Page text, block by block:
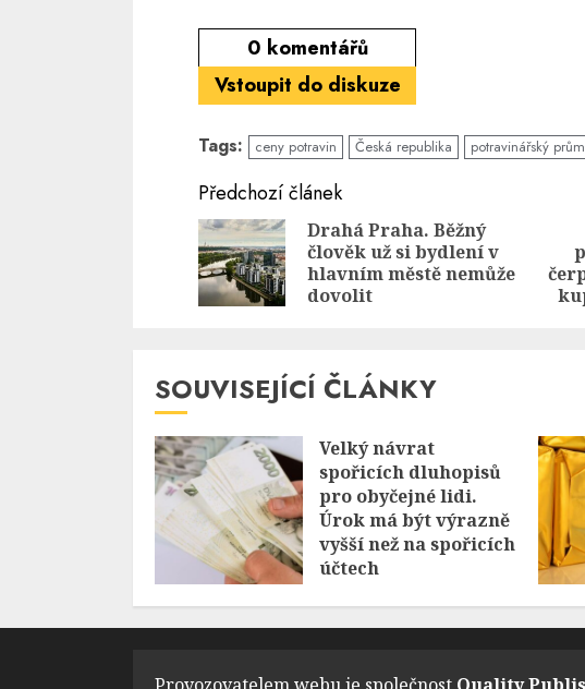
0 komentářů
Vstoupit do diskuze
Tags: ceny potravin Česká republika potravinářský
Continue
Reading
Předchozí článek
post:
Drahá Praha. Běžný
člověk už si bydlení v
hlavním městě nemůže
dovolit
post:
SOUVISEJÍCÍ ČLÁNKY
Velký návrat
spořicích dluhopisů
pro obyčejné lidi.
Úrok má být výrazně
vyšší než na spořicích
účtech